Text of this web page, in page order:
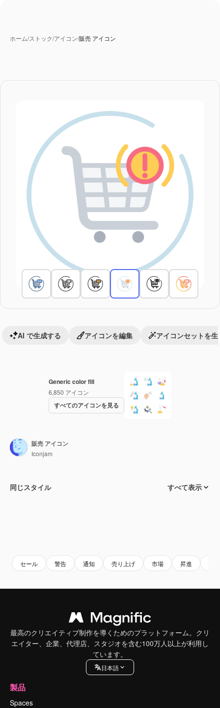
ホーム/ストック/アイコン/販売 アイコン
Generic color fill
6,850 アイコン
すべてのアイコンを見る
AI で生成する アイコンを編集 アイコンセットを生
販売 アイコン
Iconjam
同じスタイル すべて表示
セール 警告 通知 売り上げ 市場 昇進
最高のクリエイティブ制作を導くためのプラットフォーム。クリ
エイター、企業、代理店、スタジオを含む100万人以上が利用し
ています。
日本語
製品
Spaces